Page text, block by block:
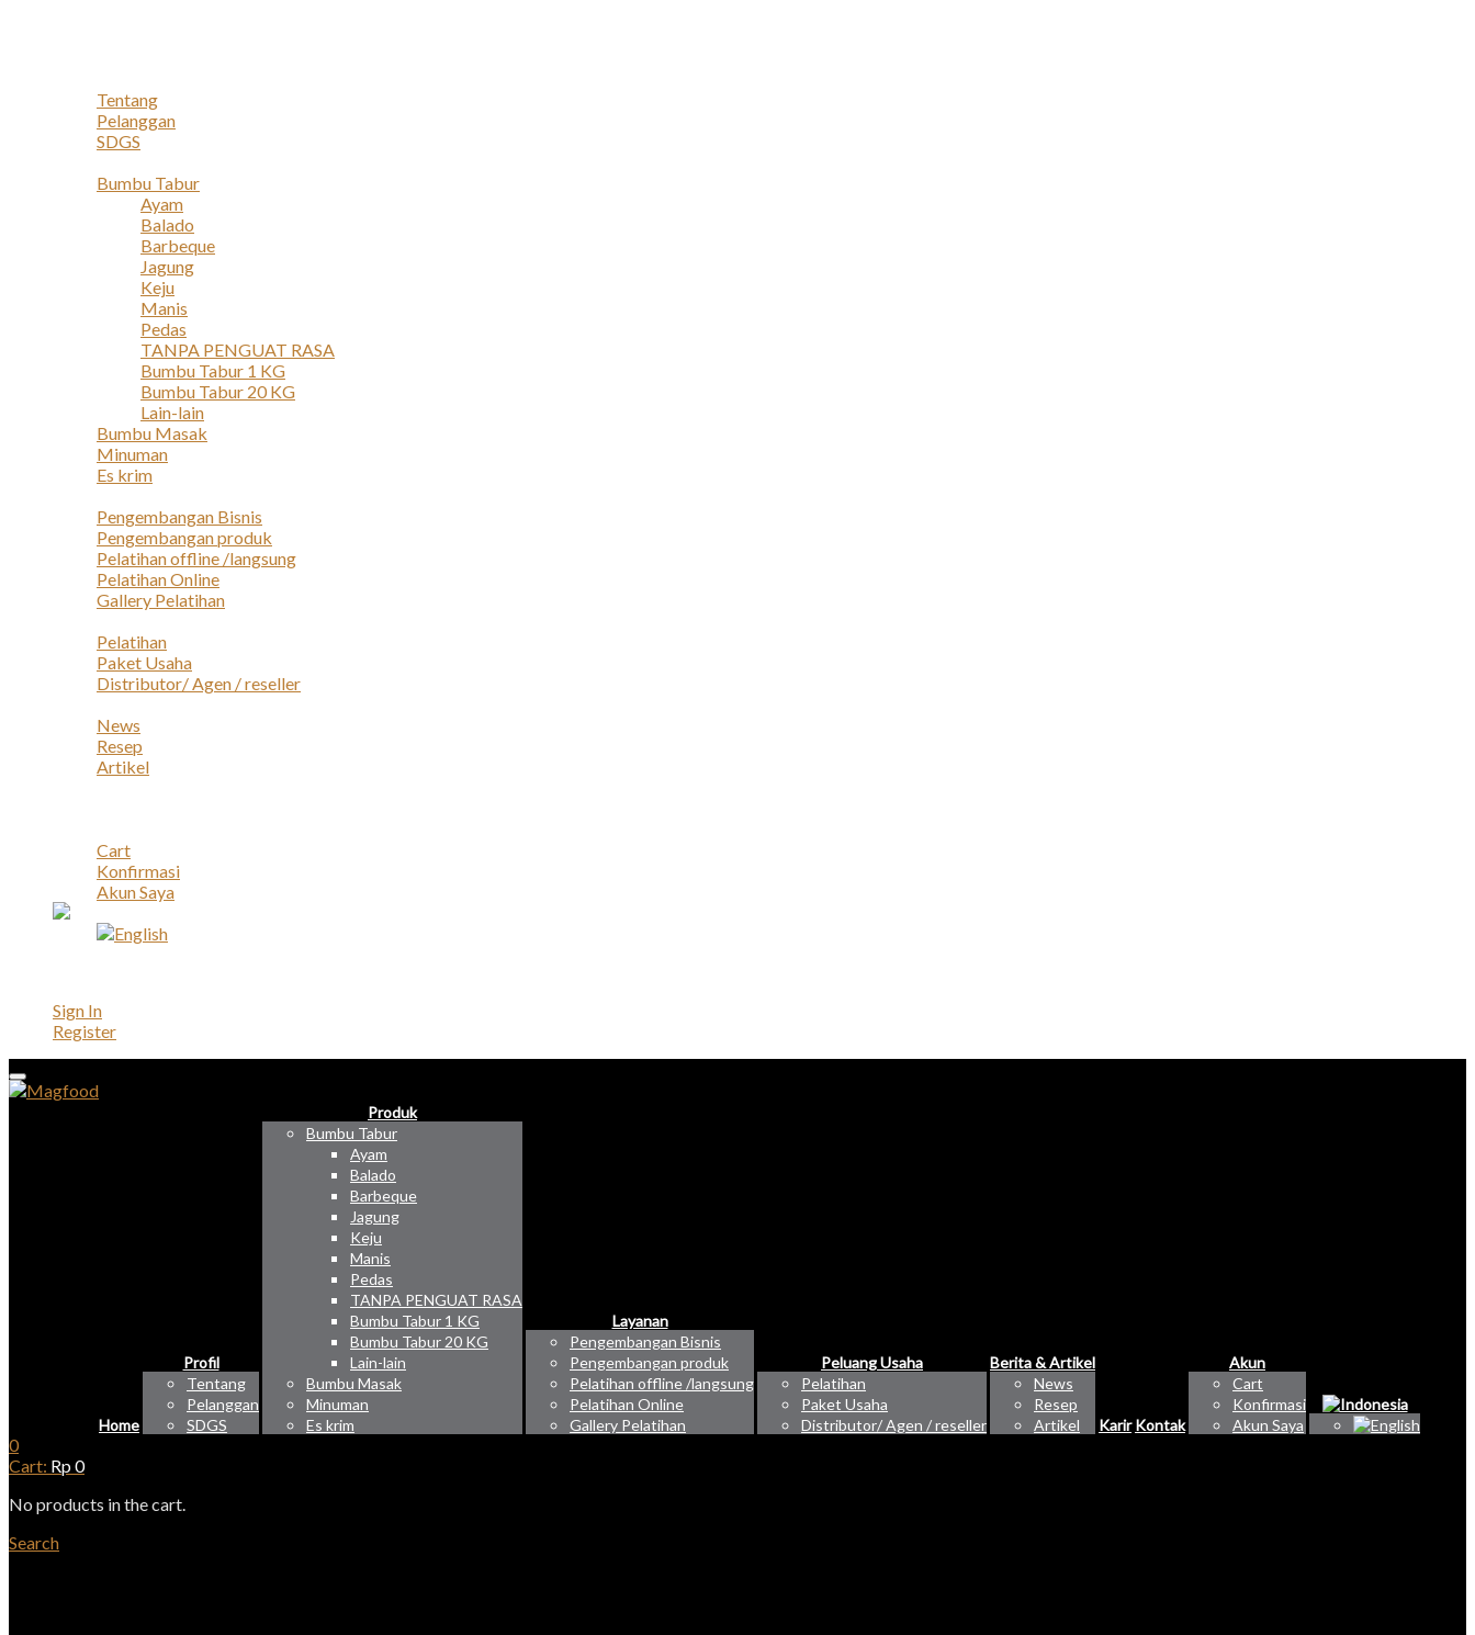
Tentang
Pelanggan
SDGS
Bumbu Tabur
Ayam
Balado
Barbeque
Jagung
Keju
Manis
Pedas
TANPA PENGUAT RASA
Bumbu Tabur 1 KG
Bumbu Tabur 20 KG
Lain-lain
Bumbu Masak
Minuman
Es krim
Pengembangan Bisnis
Pengembangan produk
Pelatihan offline /langsung
Pelatihan Online
Gallery Pelatihan
Pelatihan
Paket Usaha
Distributor/ Agen / reseller
News
Resep
Artikel
Cart
Konfirmasi
Akun Saya
Sign In
Register
Home
Profil
Tentang
Pelanggan
SDGS
Produk
Bumbu Tabur
Ayam
Balado
Barbeque
Jagung
Keju
Manis
Pedas
TANPA PENGUAT RASA
Bumbu Tabur 1 KG
Bumbu Tabur 20 KG
Lain-lain
Bumbu Masak
Minuman
Es krim
Layanan
Pengembangan Bisnis
Pengembangan produk
Pelatihan offline /langsung
Pelatihan Online
Gallery Pelatihan
Peluang Usaha
Pelatihan
Paket Usaha
Distributor/ Agen / reseller
Berita & Artikel
News
Resep
Artikel
Karir Kontak
Akun
Cart
Konfirmasi
Akun Saya
0
Cart: Rp0
No products in the cart.
Search